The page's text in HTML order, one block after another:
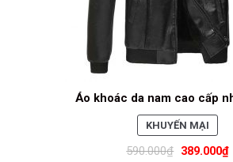
Áo khoác da nam cao cấp
KHUYẾN MẠI
ĐANG
590.000₫ 389.000₫